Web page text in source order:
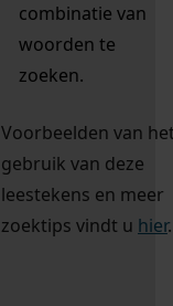
combinatie van
woorden te
zoeken.
Voorbeelden van
gebruik van deze
leestekens en meer
zoektips vindt u hier.